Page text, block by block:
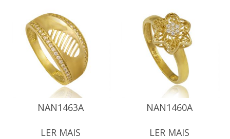
NAN1463A
LER MAIS
NAN1460A
LER MAIS